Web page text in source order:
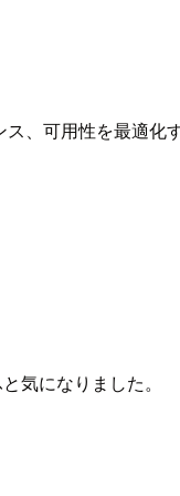
、可用性を最適化
気になりました。